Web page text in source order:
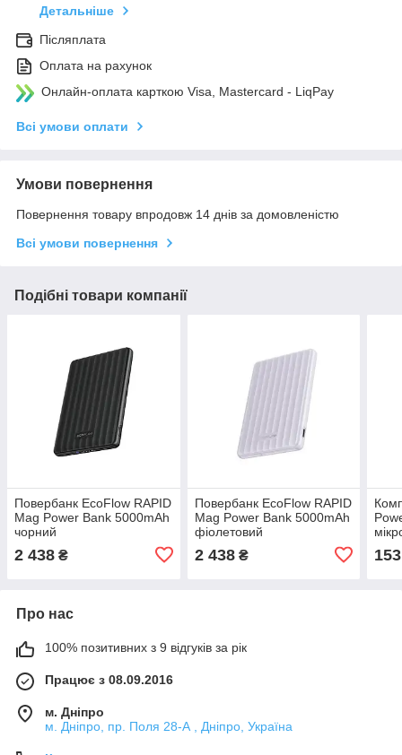
Детальніше
Післяплата
Оплата на рахунок
Онлайн-оплата карткою Visa, Mastercard - LiqPay
Всі умови оплати
Умови повернення
Повернення товару впродовж 14 днів за домовленістю
Всі умови повернення
Подібні товари компанії
Повербанк EcoFlow RAPID
Mag Power Bank 5000mAh
чорний
2 438 ₴
Повербанк EcoFlow RAPID
Mag Power Bank 5000mAh
фіолетовий
2 438₴
Про нас
100% позитивних з 9 відгуків за рік
Працює з 08.09.2016
м. Дніпро
м. Дніпро, пр. Поля 28-А , Дніпро, Україна